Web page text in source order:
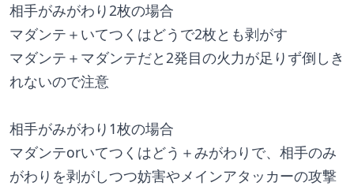
相手がみがわり2枚の場合
マダンテ＋いてつくはどうで2枚とも剥がす
マダンテ＋マダンテだと2発目の火力が足りず倒しき
れないので注意
相手がみがわり1枚の場合
マダンテorいてつくはどう＋みがわりで、相手のみ
がわりを剥がしつつ妨害やメインアタッカーの攻撃